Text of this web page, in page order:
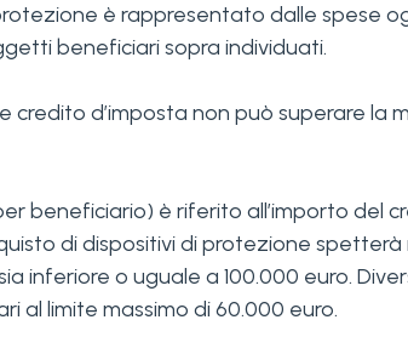
è rappresentato dalle spese
beneficiari sopra individuati.
credito d’imposta non può superare la
beneficiario) è riferito all’importo del
di dispositivi di protezione
inferiore o uguale a 100.000 euro.
al limite massimo di 60.000 euro.